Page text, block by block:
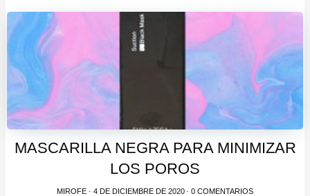
MASCARILLA NEGRA PARA MINIMIZAR
LOS POROS
MIROFE · 4 DE DICIEMBRE DE 2020 · 0 COMENTARIOS